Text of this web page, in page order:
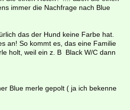
immer die Nachfrage nach Blue
das der Hund keine Farbe hat.
an! So kommt es, das eine Familie
holt, weil ein z. B Black W/C dann
Blue merle gepolt ( ja ich bekenne